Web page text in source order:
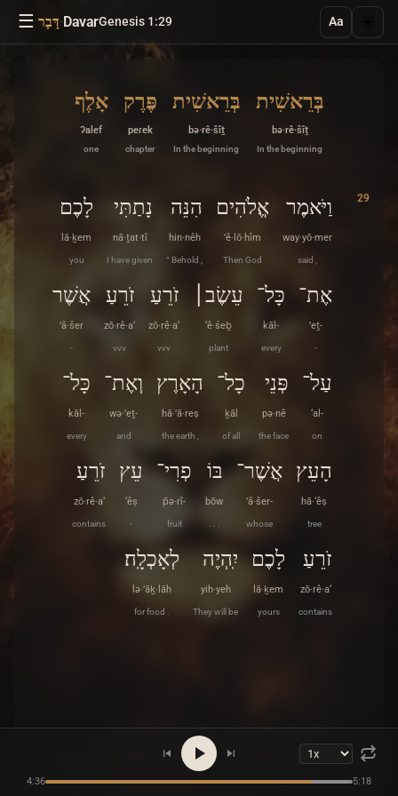
☰ דָּבָר·DavarGenesis 1:29 Aa
בְּרֵאשִׁית
bə·rê·šîṯ
In the beginning
בְּרֵאשִׁית
bə·rê·šîṯ
In the beginning
פֶּרֶק
peɾek
chapter
אָלֶף
ʔalef
one
29 וַיֹּאמֶר
way·yō·mer
said ,
אֱלֹהִים
’ĕ·lō·hîm
Then God
הִנֵּה
hin·nêh
“ Behold ,
נָתַתִּי
nā·ṯat·tî
I have given
לָכֶם
lā·ḵem
you
אֶת־
’eṯ-
-
כָּל־
kāl-
every
עֵשֶׂב׀
‘ê·śeḇ
plant
זֹרֵעַ
zō·rê·a‘
vvv
זֹרֵעַ
zō·rê·a‘
vvv
אֲשֶׁר
’ă·šer
-
עַל־
‘al-
on
פְּנֵי
pə·nê
the face
כָל־
ḵāl
of all
הָאָרֶץ
hā·’ā·reṣ
the earth ,
וְאֶת־
wə·’eṯ-
and
כָּל־
kāl-
every
הָעֵץ
hā·‘êṣ
tree
אֲשֶׁר־
’ă·šer-
whose
בּוֹ
bōw
. . .
פְרִי־
p̄ə·rî-
fruit
עֵץ
‘êṣ
-
זֹרֵעַ
zō·rê·a‘
contains
זֹרֵעַ
zō·rê·a‘
contains
לָכֶם
lā·ḵem
yours
יִֽהְיֶה
yih·yeh
They will be
לְאָכְלָֽה׃
lə·’āḵ·lāh
for food .
4:36 5:18